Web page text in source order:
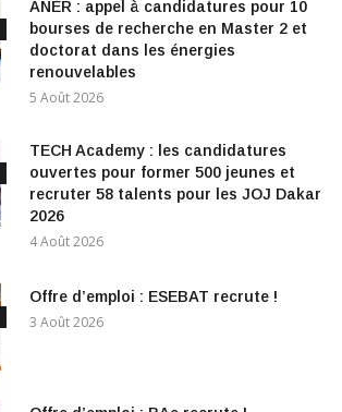
ANER : appel à candidatures pour 10
bourses de recherche en Master 2 et
doctorat dans les énergies
renouvelables
5 Août 2026
TECH Academy : les candidatures
ouvertes pour former 500 jeunes et
recruter 58 talents pour les JOJ Dakar
2026
4 Août 2026
Offre d’emploi : ESEBAT recrute !
3 Août 2026